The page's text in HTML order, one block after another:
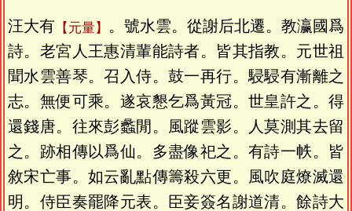
汪大有 元量
。號水雲。從謝后北遷。教瀛國爲
詩。老宮人王惠清輩能詩者。皆其指教。元世祖
聞水雲善琴。召入侍。鼓一再行。駸駸有漸離之
志。無便可乘。遂哀懇乞爲黃冠。世皇許之。得
還錢唐。往來彭蠡閒。風蹤雲影。人莫測其去留
之。跡相傳以爲仙。多盡像祀之。有詩一帙。皆
敘宋亡事。如云亂點傳籌殺六更。風吹庭燎滅還
明。侍臣奏罷降元表。臣妾簽名謝道清。餘詩大